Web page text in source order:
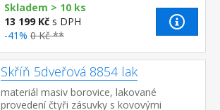
střední části 1 police a...
Skladem > 10 ks
13 199 Kč s DPH
-41% 0 Kč **
Skříň 5dveřová 8854 lak
materiál masiv borovice, lakované
provedení čtyři zásuvky s kovovými